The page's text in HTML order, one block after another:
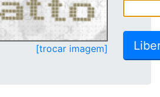
[trocar imagem]